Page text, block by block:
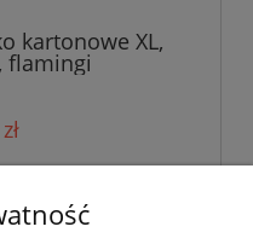
kartonowe XL,
flamingi